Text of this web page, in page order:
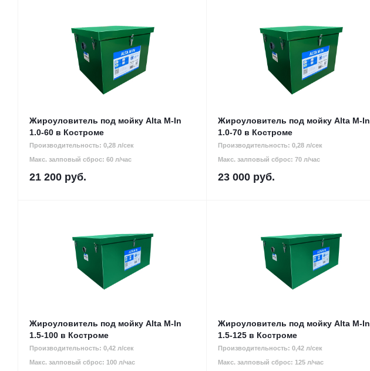
Жироуловитель под мойку Alta M-In
1.0-60 в Костроме
Производительность: 0,28 л/сек
Макс. залповый сброс: 60 л/час
21 200 руб.
Жироуловитель под мойку Alta M-In
1.0-70 в Костроме
Производительность: 0,28 л/сек
Макс. залповый сброс: 70 л/час
23 000 руб.
Жироуловитель под мойку Alta M-In
1.5-100 в Костроме
Производительность: 0,42 л/сек
Макс. залповый сброс: 100 л/час
Жироуловитель под мойку Alta M-In
1.5-125 в Костроме
Производительность: 0,42 л/сек
Макс. залповый сброс: 125 л/час